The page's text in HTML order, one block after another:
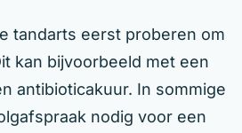
tandarts eerst proberen om
kan bijvoorbeeld met een
antibioticakuur. In sommige
nodig voor een